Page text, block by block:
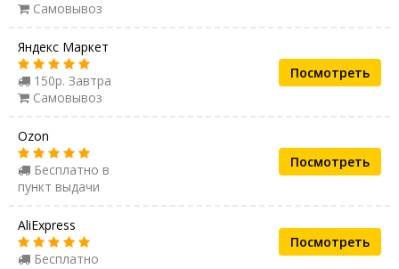
Самовывоз
Яндекс Маркет
150р. Завтра
Самовывоз
Посмотреть
Ozon
Бесплатно в
пункт выдачи
Посмотреть
AliExpress
Бесплатно
Посмотреть